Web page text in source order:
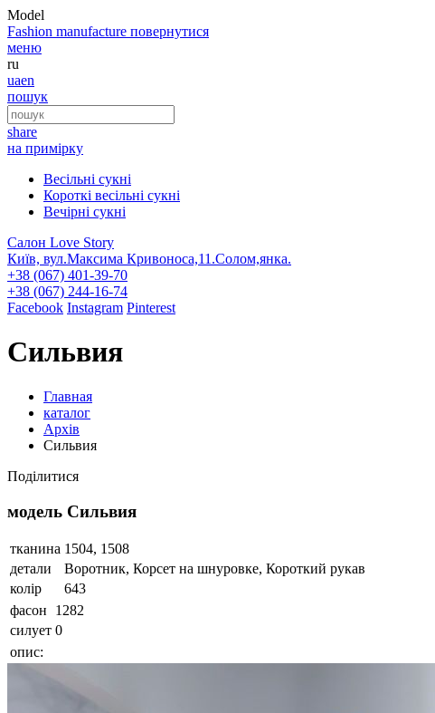
Model
Fashion manufacture повернутися
меню
ru
uaen
пошук
share
на примірку
Весільні сукні
Короткі весільні сукні
Вечірні сукні
Салон Love Story
Київ, вул.Максима Кривоноса,11.Солом,янка.
+38 (067) 401-39-70
+38 (067) 244-16-74
Facebook Instagram Pinterest
Сильвия
Главная
каталог
Архів
Сильвия
Поділитися
модель Сильвия
тканина 1504, 1508
детали
Воротник, Корсет на шнуровке, Короткий рукав
колір
643
фасон
1282
силует 0
опис: